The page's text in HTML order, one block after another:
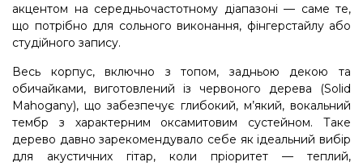
акцентом на середньочастотному діапазоні — саме те,
що потрібно для сольного виконання, фінгерстайлу або
студійного запису.
Весь корпус, включно з топом, задньою декою та
обичайками, виготовлений із червоного дерева (Solid
Mahogany), що забезпечує глибокий, м’який, вокальний
тембр з характерним оксамитовим сустейном. Таке
дерево давно зарекомендувало себе як ідеальний вибір
для акустичних гітар, коли пріоритет — теплий,